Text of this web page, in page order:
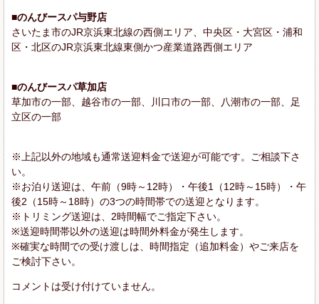
■のんびースパ与野店
さいたま市のJR京浜東北線の西側エリア、中央区・大宮区・浦和
区・北区のJR京浜東北線東側かつ産業道路西側エリア
■のんびースパ草加店
草加市の一部、越谷市の一部、川口市の一部、八潮市の一部、足
立区の一部
※上記以外の地域も通常送迎料金で送迎が可能です。ご相談下さ
い。
※お泊り送迎は、午前（9時～12時）・午後1（12時～15時）・午
後2（15時～18時）の3つの時間帯での送迎となります。
※トリミング送迎は、2時間幅でご指定下さい。
※送迎時間帯以外の送迎は時間外料金が発生します。
※確実な時間での受け渡しは、時間指定（追加料金）やご来店を
ご検討下さい。
コメントは受け付けていません。